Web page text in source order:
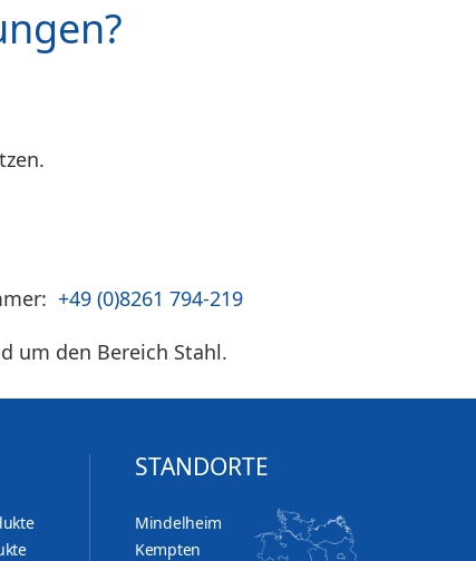
+49 (0)8261 794-219
um den Bereich Stahl.
STANDORTE
Mindelheim
Kempten